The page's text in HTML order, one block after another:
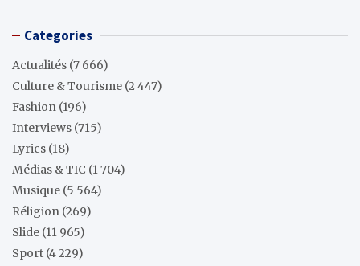
Categories
Actualités (7 666)
Culture & Tourisme (2 447)
Fashion (196)
Interviews (715)
Lyrics (18)
Médias & TIC (1 704)
Musique (5 564)
Réligion (269)
Slide (11 965)
Sport (4 229)